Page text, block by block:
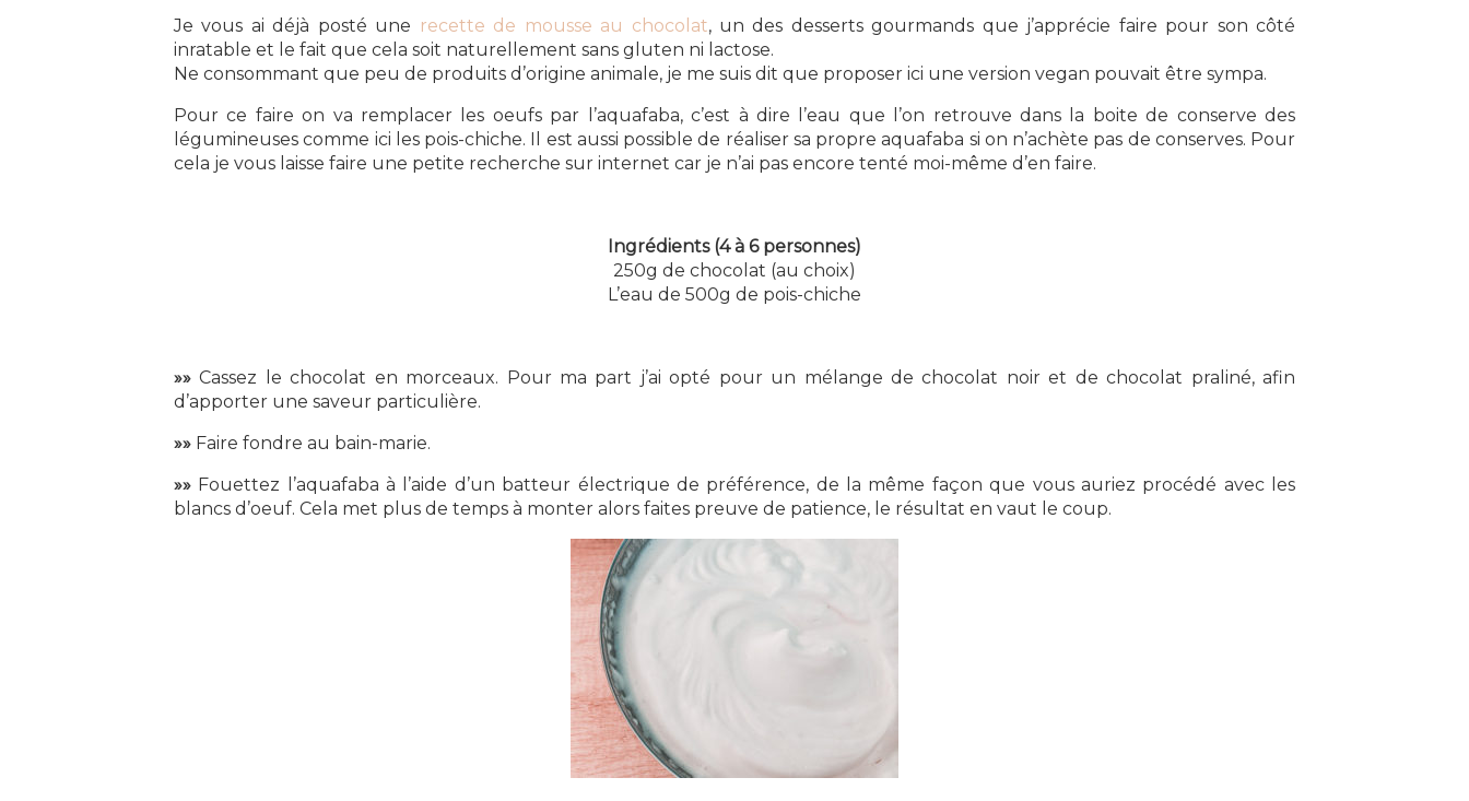
Je vous ai déjà posté une recette de mousse au chocolat, un des desserts gourmands que j’apprécie faire pour son côté
inratable et le fait que cela soit naturellement sans gluten ni lactose.
Ne consommant que peu de produits d’origine animale, je me suis dit que proposer ici une version vegan pouvait être sympa.
Pour ce faire on va remplacer les oeufs par l’aquafaba, c’est à dire l’eau que l’on retrouve dans la boite de conserve des
légumineuses comme ici les pois-chiche. Il est aussi possible de réaliser sa propre aquafaba si on n’achète pas de conserves. Pour
cela je vous laisse faire une petite recherche sur internet car je n’ai pas encore tenté moi-même d’en faire.
Ingrédients (4 à 6 personnes)
250g de chocolat (au choix)
L’eau de 500g de pois-chiche
»» Cassez le chocolat en morceaux. Pour ma part j’ai opté pour un mélange de chocolat noir et de chocolat praliné, afin
d’apporter une saveur particulière.
»» Faire fondre au bain-marie.
»» Fouettez l’aquafaba à l’aide d’un batteur électrique de préférence, de la même façon que vous auriez procédé avec les
blancs d’oeuf. Cela met plus de temps à monter alors faites preuve de patience, le résultat en vaut le coup.